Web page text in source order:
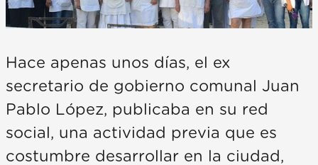
Hace apenas unos días, el ex
secretario de gobierno comunal Juan
Pablo López, publicaba en su red
social, una actividad previa que es
costumbre desarrollar en la ciudad,